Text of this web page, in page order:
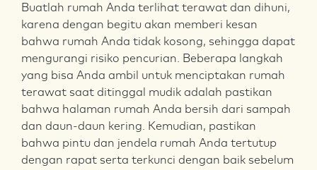
Buatlah rumah Anda terlihat terawat dan dihuni,
karena dengan begitu akan memberi kesan
bahwa rumah Anda tidak kosong, sehingga dapat
mengurangi risiko pencurian. Beberapa langkah
yang bisa Anda ambil untuk menciptakan rumah
terawat saat ditinggal mudik adalah pastikan
bahwa halaman rumah Anda bersih dari sampah
dan daun-daun kering. Kemudian, pastikan
bahwa pintu dan jendela rumah Anda tertutup
dengan rapat serta terkunci dengan baik sebelum